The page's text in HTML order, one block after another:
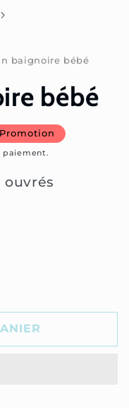
baignoire bébé
bébé
Promotion
paiement.
ouvrés